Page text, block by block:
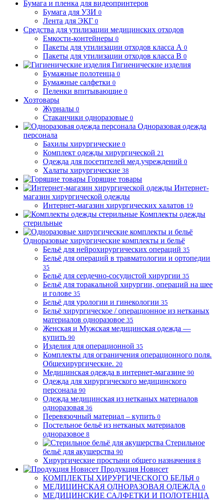
Бумага и пленка для видеопринтеров
Бумага для УЗИ 0
Лента для ЭКГ 0
Средства для утилизации медицинских отходов
Емкости-контейнеры 0
Пакеты для утилизации отходов класса А 0
Пакеты для утилизации отходов класса В 0
Гигиенические изделия
Бумажные полотенца 0
Бумажные салфетки 0
Пеленки впитывающие 0
Хозтовары
Журналы 0
Стаканчики одноразовые 0
Одноразовая одежда
персонала
Бахилы хирургические 0
Комплект одежды хирургической 21
Одежда для посетителей мед.учреждений 0
Халаты хирургические 38
Горящие товары
Интернет-
магазин хирургической одежды
Интернет-магазин хирургических халатов 19
Комплекты одежды
стерильные
Одноразовые хирургические комплекты и бельё
Бельё для нейрохирургических операций 35
Бельё для операций в травматологии и ортопедии
35
Бельё для сердечно-сосудистой хирургии 35
Бельё для торакальной хирургии, операций на шее
и голове 35
Бельё для урологии и гинекологии 35
Бельё хирургическое / операционное из нетканых
материалов одноразовое 35
Женская и Мужская медицинская одежда —
купить 90
Изделия для операционной 35
Комплекты для ограничения операционного поля.
Общехирургические. 20
Медицинская одежда в интернет-магазине 90
Одежда для хирургического медицинского
персонала 90
Одежда медицинская из нетканых материалов
одноразовая 36
Перевязочный материал – купить 0
Постельное бельё из нетканых материалов
одноразовое 8
Стерильное
бельё для акушерства 90
Хирургические простыни общего назначения 8
Продукция Новисет
КОМПЛЕКТЫ ХИРУРГИЧЕСКОГО БЕЛЬЯ 0
МЕДИЦИНСКАЯ ОДНОРАЗОВАЯ ОДЕЖДА 0
МЕДИЦИНСКИЕ САЛФЕТКИ И ПОЛОТЕНЦА